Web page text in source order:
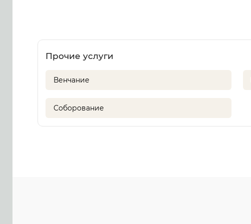
Прочие услуги
Венчание
Соборование